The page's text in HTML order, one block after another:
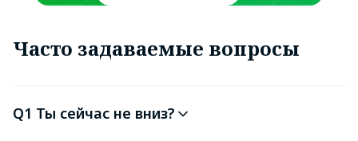
Часто задаваемые вопросы
Q1 Ты сейчас не вниз?